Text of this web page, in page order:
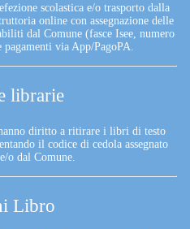
scolastica e/o trasporto dalla
online con assegnazione delle
dal Comune (fasce Isee, numero
via App/PagoPA.
librarie
diritto a ritirare i libri di testo
il codice di cedola assegnato
o dal Comune.
Libro